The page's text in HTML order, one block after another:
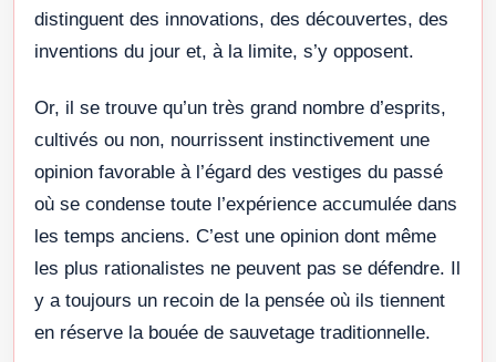
distinguent des innovations, des découvertes, des
inventions du jour et, à la limite, s’y opposent.
Or, il se trouve qu’un très grand nombre d’esprits,
cultivés ou non, nourrissent instinctivement une
opinion favorable à l’égard des vestiges du passé
où se condense toute l’expérience accumulée dans
les temps anciens. C’est une opinion dont même
les plus rationalistes ne peuvent pas se défendre. Il
y a toujours un recoin de la pensée où ils tiennent
en réserve la bouée de sauvetage traditionnelle.